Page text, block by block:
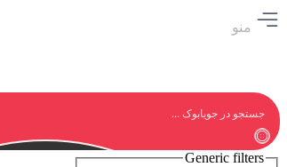
منو
Generic filters